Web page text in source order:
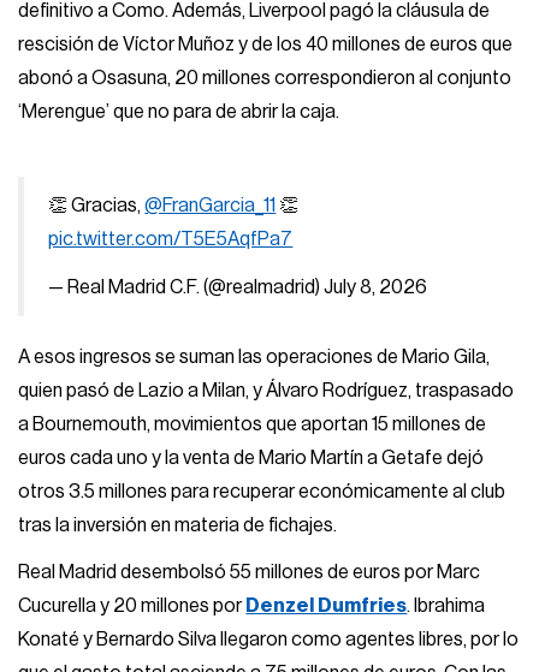
definitivo a Como. Además, Liverpool pagó la cláusula de
rescisión de Víctor Muñoz y de los 40 millones de euros que
abonó a Osasuna, 20 millones correspondieron al conjunto
‘Merengue’ que no para de abrir la caja.
👏 Gracias,@FranGarcia_11 👏
pic.twitter.com/T5E5AqfPa7
— Real Madrid C.F. (@realmadrid)July 8, 2026
A esos ingresos se suman las operaciones de Mario Gila,
quien pasó de Lazio a Milan, y Álvaro Rodríguez, traspasado
a Bournemouth, movimientos que aportan 15 millones de
euros cada uno y la venta de Mario Martín a Getafe dejó
otros 3.5 millones para recuperar económicamente al club
tras la inversión en materia de fichajes.
Real Madrid desembolsó 55 millones de euros por Marc
Cucurella y 20 millones por Denzel Dumfries. Ibrahima
Konaté y Bernardo Silva llegaron como agentes libres, por lo